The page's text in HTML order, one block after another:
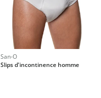
San-O
Slips d'incontinence homme